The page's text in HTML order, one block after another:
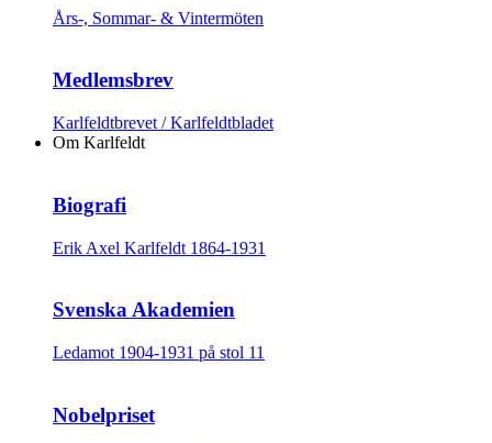
Års-, Sommar- & Vintermöten
Medlemsbrev
Karlfeldtbrevet / Karlfeldtbladet
Om Karlfeldt
Biografi
Erik Axel Karlfeldt 1864-1931
Svenska Akademien
Ledamot 1904-1931 på stol 11
Nobelpriset